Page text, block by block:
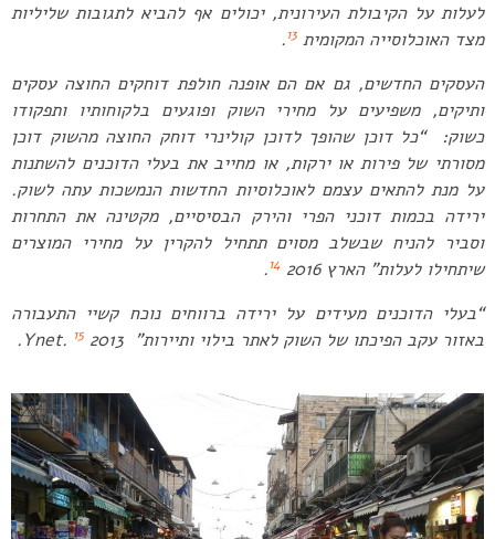
לעלות על הקיבולת העירונית, יכולים אף להביא לתגובות שליליות
מצד האוכלוסייה המקומית 13
.
העסקים החדשים, גם אם הם אופנה חולפת דוחקים החוצה עסקים
ותיקים, משפיעים על מחירי השוק ופוגעים בלקוחותיו ותפקודו
כשוק:
“כל דוכן שהופך לדוכן קולינרי דוחק החוצה מהשוק דוכן
מסורתי של פירות או ירקות, או מחייב את בעלי הדוכנים להשתנות
על מנת להתאים עצמם לאוכלוסיות החדשות הנמשכות עתה לשוק.
ירידה בכמות דוכני הפרי והירק הבסיסיים, מקטינה את התחרות
וסביר להניח שבשלב מסוים תתחיל להקרין על מחירי המוצרים
שיתחילו לעלות” הארץ 2016
14
.
“בעלי הדוכנים מעידים על ירידה ברווחים נוכח קשיי התעבורה
באזור עקב הפיכתו של השוק לאתר בילוי ותיירות” 2013 Ynet.
15
.